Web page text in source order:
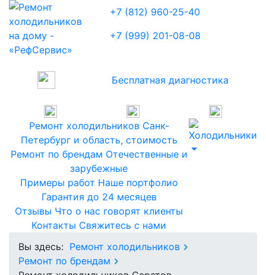
+7 (812) 960-25-40
+7 (999) 201-08-08
Бесплатная диагностика
Ремонт холодильников Санк-
Петербург и область, стоимость
Ремонт по брендам Отечественные и
зарубежные
Примеры работ Наше портфолио
Гарантия до 24 месяцев
Отзывы Что о нас говорят клиенты
Контакты Свяжитесь с нами
Вы здесь: Ремонт холодильников
Ремонт по брендам